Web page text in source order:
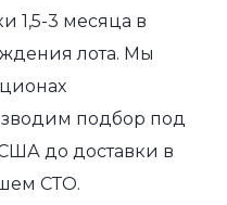
1,5-3 месяца в
лота. Мы
подбор под
до доставки в
СТО.